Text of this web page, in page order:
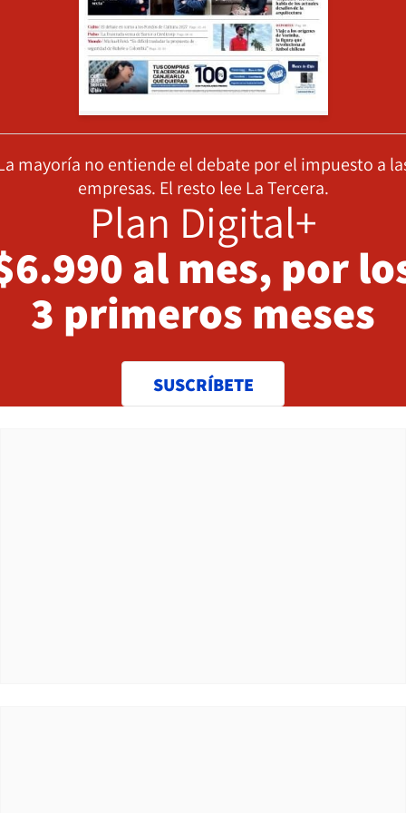
mayoría no entiende el debate por el impuesto a
empresas. El resto lee La Tercera.
Plan Digital+
al mes, por
3 primeros meses
SUSCRÍBETE